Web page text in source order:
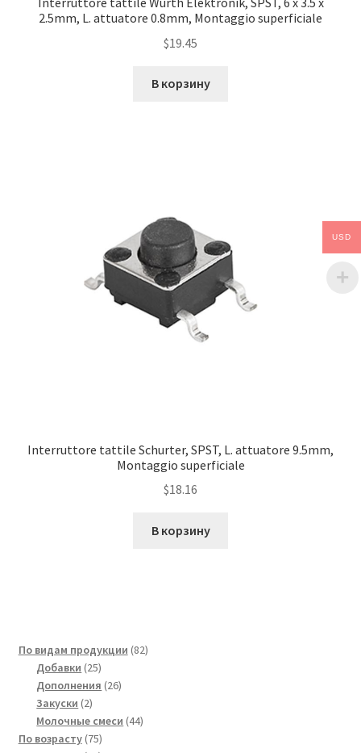
2.5mm, L. attuatore 0.8mm, Montaggio superficiale
$19.45
В корзину
Interruttore tattile Schurter, SPST, L. attuatore 9.5mm,
Montaggio superficiale
$18.16
В корзину
По видам продукции 8282
Добавки 2525
товаров
Дополнения 2626
Закуски 22
товара
Молочные смеси 4444
По возрасту 7575
USD